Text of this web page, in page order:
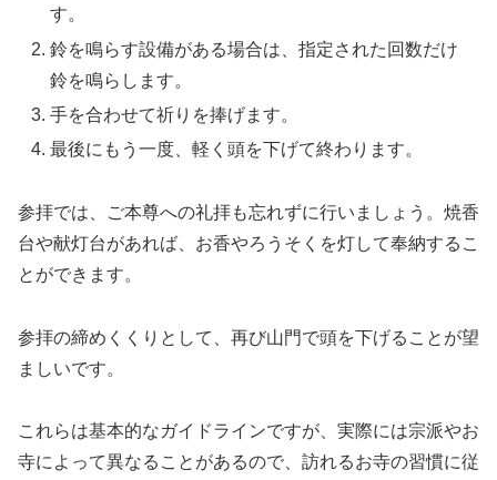
す。
鈴を鳴らす設備がある場合は、指定された回数だけ
鈴を鳴らします。
手を合わせて祈りを捧げます。
最後にもう一度、軽く頭を下げて終わります。
参拝では、ご本尊への礼拝も忘れずに行いましょう。焼香
台や献灯台があれば、お香やろうそくを灯して奉納するこ
とができます。
参拝の締めくくりとして、再び山門で頭を下げることが望
ましいです。
これらは基本的なガイドラインですが、実際には宗派やお
寺によって異なることがあるので、訪れるお寺の習慣に従